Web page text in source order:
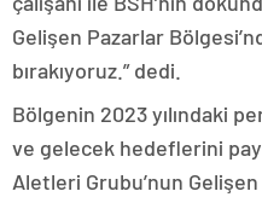
Gelişen Pazarlar
bırakıyoruz.” dedi.
Bölgenin 2023 yılındaki
ve gelecek hedeflerini
Aletleri Grubu’nun